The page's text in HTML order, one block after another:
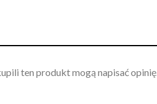
ten produkt mogą napisać opinię.